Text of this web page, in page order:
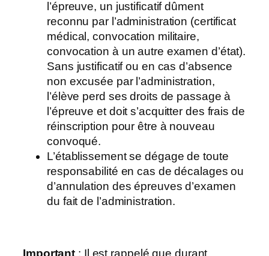
l’épreuve, un justificatif dûment
reconnu par l’administration (certificat
médical, convocation militaire,
convocation à un autre examen d’état).
Sans justificatif ou en cas d’absence
non excusée par l’administration,
l’élève perd ses droits de passage à
l’épreuve et doit s’acquitter des frais de
réinscription pour être à nouveau
convoqué.
L’établissement se dégage de toute
responsabilité en cas de décalages ou
d’annulation des épreuves d’examen
du fait de l’administration.
Important : Il est rappelé que durant